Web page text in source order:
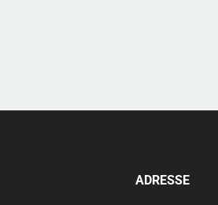
ADRESSE